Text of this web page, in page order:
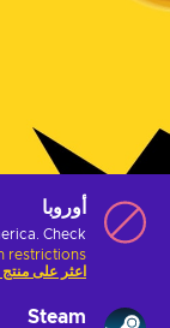
أوروبا
Check
restrictions
اعثر على منتج
Steam